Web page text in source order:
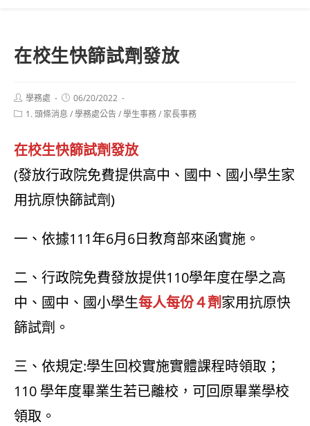
在校生快篩試劑發放
Post
author:
學務處
Post
published:
06/20/2022
Post1. 頭條消息 /學務處公告/學生事務/ 家長事務
在校生快篩試劑發放
(發放行政院免費提供高中、國中、國小學生家
用抗原快篩試劑)
一、依據111年6月6日教育部來函實施。
二、行政院免費發放提供110學年度在學之高
中、國中、國小學生每人每份４劑家用抗原快
篩試劑。
三、依規定:學生回校實施實體課程時領取；
110 學年度畢業生若已離校，可回原畢業學校
領取。